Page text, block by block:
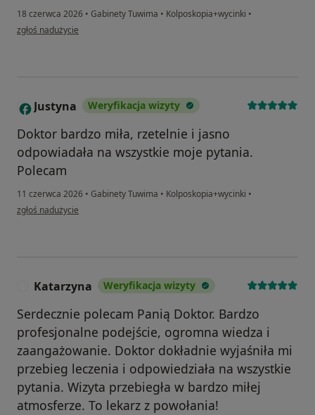
18 czerwca 2026 • Gabinety Tuwima • Kolposkopia+wycinki •
w opinii użytkownika Paulina
zgłoś nadużycie
J Justyna Weryfikacja wizyty
Doktor bardzo miła, rzetelnie i jasno
odpowiadała na wszystkie moje pytania.
Polecam
11 czerwca 2026 • Gabinety Tuwima • Kolposkopia+wycinki •
w opinii użytkownika Justyna
zgłoś nadużycie
Katarzyna Weryfikacja wizyty
Serdecznie polecam Panią Doktor. Bardzo
profesjonalne podejście, ogromna wiedza i
zaangażowanie. Doktor dokładnie wyjaśniła mi
przebieg leczenia i odpowiedziała na wszystkie
pytania. Wizyta przebiegła w bardzo miłej
atmosferze. To lekarz z powołania!